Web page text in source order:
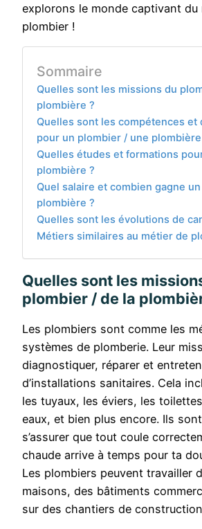
explorons le monde captivant du
plombier !
Sommaire
Quelles sont les missions du
plombière ?
Quelles sont les compétences et
pour un plombier / une plombière
Quelles études et formations
plombière ?
Quel salaire et combien gagne
plombière ?
Quelles sont les évolutions de
Métiers similaires au métier de
Quelles sont les
plombier / de la
Les plombiers sont comme les
systèmes de plomberie. Leur
diagnostiquer, réparer et
d’installations sanitaires. Cela
les tuyaux, les éviers, les
eaux, et bien plus encore. Ils
s’assurer que tout coule
chaude arrive à temps pour ta
Les plombiers peuvent travailler
maisons, des bâtiments
sur des chantiers de